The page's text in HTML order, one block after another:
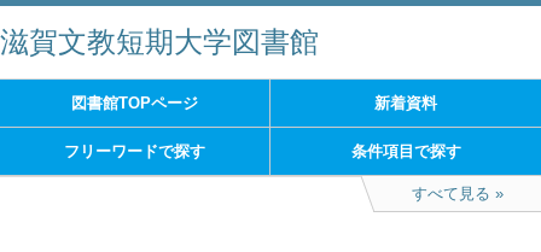
滋賀文教短期大学図書館
図書館TOPページ 新着資料
フリーワードで探す 条件項目で探す
すべて見る